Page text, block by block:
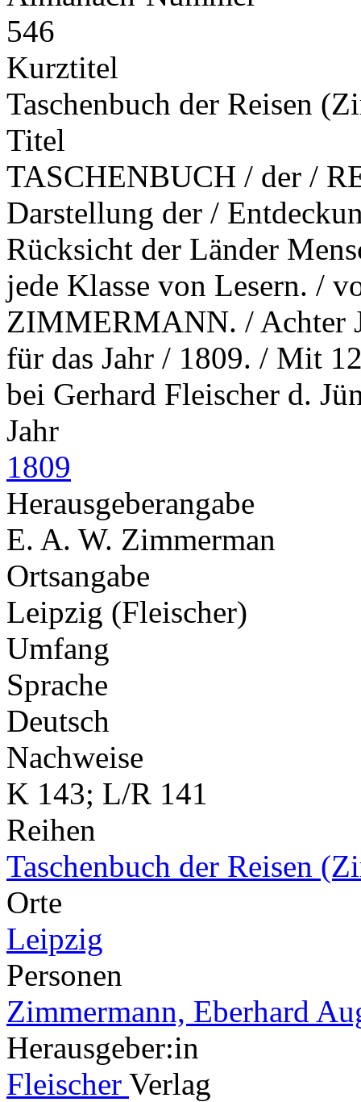
546
Kurztitel
Taschenbuch der Reisen
Titel
TASCHENBUCH / der /
Darstellung der /
Rücksicht der Länder
jede Klasse von Lesern. /
ZIMMERMANN. / Achter
für das Jahr / 1809. / Mit
bei Gerhard Fleischer d.
Jahr
1809
Herausgeberangabe
E. A. W. Zimmerman
Ortsangabe
Leipzig (Fleischer)
Umfang
Sprache
Deutsch
Nachweise
K 143; L/R 141
Reihen
Taschenbuch der Reisen
Orte
Leipzig
Personen
Zimmermann, Eberhard
Herausgeber:in
Fleischer Verlag